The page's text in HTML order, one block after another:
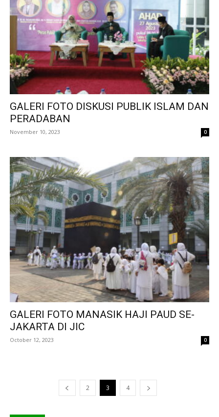
GALERI FOTO DISKUSI PUBLIK ISLAM DAN
PERADABAN
November 10, 2023 0
GALERI FOTO MANASIK HAJI PAUD SE-
JAKARTA DI JIC
October 12, 2023 0
2 3 4